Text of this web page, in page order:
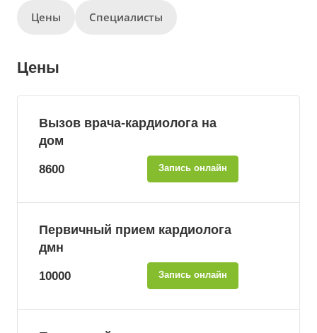
Цены Специалисты
Цены
Вызов врача-кардиолога на
дом
8600 Запись онлайн
Первичный прием кардиолога
дмн
10000 Запись онлайн